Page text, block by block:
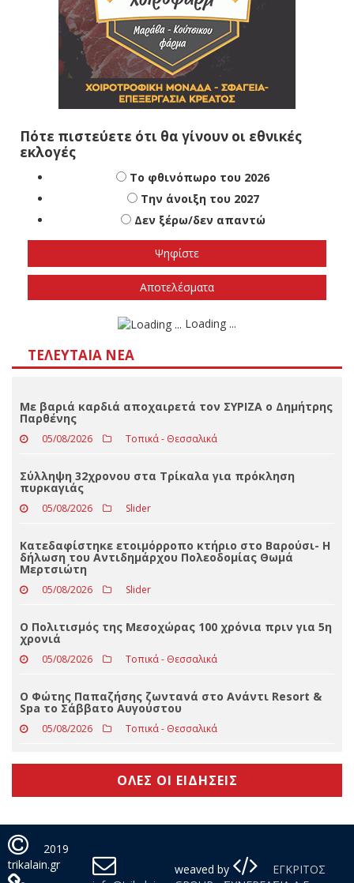
Πότε πιστεύετε ότι θα γίνουν οι εθνικές
εκλογές
Το φθινόπωρο του 2026
Την άνοιξη του 2027
Δεν ξέρω/δεν απαντώ
ΤΕΛΕΥΤΑΊΑ ΝΈΑ
Με βαριά καρδιά αποχαιρετά τον ΣΥΡΙΖΑ ο Δημήτρης
Παρθένης
05/08/2026 Τοπικά - Θεσσαλικά
Σύλληψη 32χρονου στα Τρίκαλα για πρόκληση
πυρκαγιάς
05/08/2026
δήλωση του Αντιδημάρχου Πολεοδομίας Θωμά
Μερτσιώτη
05/08/2026 Slider
Ο Πολιτισμός της Μεσοχώρας 100 χρόνια πριν για 5η
χρονιά
05/08/2026 Τοπικά - Θεσσαλικά
Ο Φώτης Παπαζήσης ζωντανά στο Ανάντι Resort &
Spa το Σάββατο Αυγούστου
05/08/2026 Τοπικά - Θεσσαλικά